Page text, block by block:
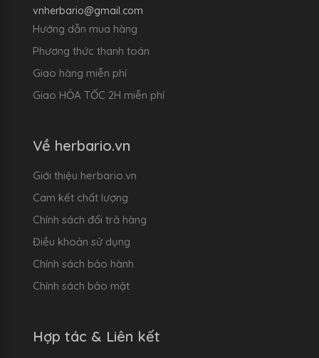
vnherbario@gmail.com
Hướng dẫn mua hàng
Phương thức thanh toán
Giao hàng miễn phí
Giao HỎA TỐC 2H miễn phí
Về herbario.vn
Giới thiệu herbario.vn
Cam kết chất lượng
Chính sách đổi trả hàng
Điều khoản sử dụng
Chính sách bảo hành
Chính sách bảo mật
Hợp tác & Liên kết